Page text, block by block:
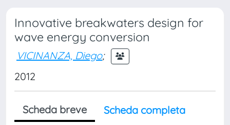
Innovative breakwaters design for
wave energy conversion
VICINANZA, Diego;
2012
Scheda breve
Scheda completa